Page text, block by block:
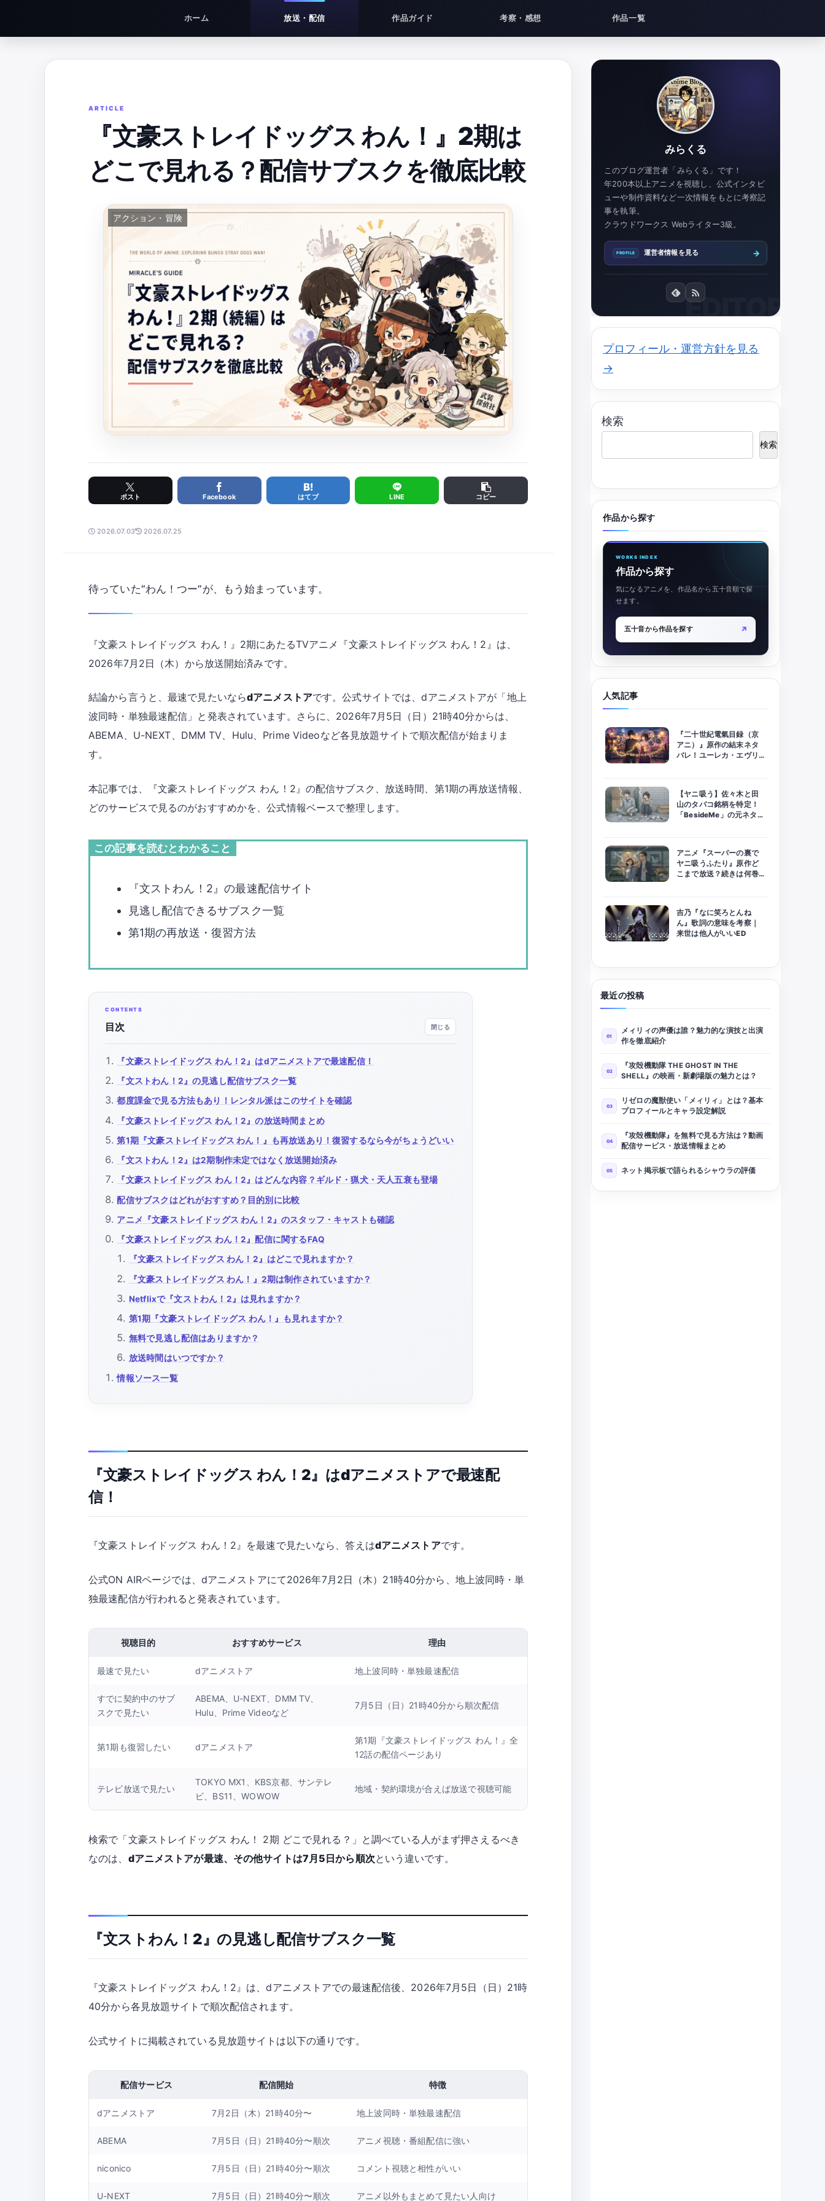
ホーム 放送・配信 作品ガイド 考察・感想 作品一覧
『文豪ストレイドッグス わん！』2期は
どこで見れる？配信サブスクを徹底比較
アクション・冒険
Facebook はてブ LINE コピー
2026.07.03 2026.07.25
待っていた“わん！つー”が、もう始まっています。
『文豪ストレイドッグス わん！』2期にあたるTVアニメ『文豪ストレイドッグス わん！2』は、
2026年7月2日（木）から放送開始済みです。
結論から言うと、最速で見たいならdアニメストアです。公式サイトでは、dアニメストアが「地上
波同時・単独最速配信」と発表されています。さらに、2026年7月5日（日）21時40分からは、
ABEMA、U-NEXT、DMM TV、Hulu、Prime Videoなど各見放題サイトで順次配信が始まりま
す。
本記事では、『文豪ストレイドッグス わん！2』の配信サブスク、放送時間、第1期の再放送情報、
どのサービスで見るのがおすすめかを、公式情報ベースで整理します。
この記事を読むとわかること
『文ストわん！2』の最速配信サイト
見逃し配信できるサブスク一覧
第1期の再放送・復習方法
目次
『文豪ストレイドッグス わん！2』はdアニメストアで最速配信！
『文ストわん！2』の見逃し配信サブスク一覧
都度課金で見る方法もあり！レンタル派はこのサイトを確認
『文豪ストレイドッグス わん！2』の放送時間まとめ
第1期『文豪ストレイドッグス わん！』も再放送あり！復習するなら今がちょうどいい
『文ストわん！2』は2期制作未定ではなく放送開始済み
『文豪ストレイドッグス わん！2』はどんな内容？ギルド・猟犬・天人五衰も登場
配信サブスクはどれがおすすめ？目的別に比較
アニメ『文豪ストレイドッグス わん！2』のスタッフ・キャストも確認
『文豪ストレイドッグス わん！2』配信に関するFAQ
『文豪ストレイドッグス わん！2』はどこで見れますか？
『文豪ストレイドッグス わん！』2期は制作されていますか？
Netflixで『文ストわん！2』は見れますか？
第1期『文豪ストレイドッグス わん！』も見れますか？
無料で見逃し配信はありますか？
放送時間はいつですか？
情報ソース一覧
『文豪ストレイドッグス わん！2』はdアニメストアで最速配
信！
『文豪ストレイドッグス わん！2』を最速で見たいなら、答えはdアニメストアです。
公式ON AIRページでは、dアニメストアにて2026年7月2日（木）21時40分から、地上波同時・単
独最速配信が行われると発表されています。
視聴目的 おすすめサービス 理由
最速で見たい dアニメストア 地上波同時・単独最速配信
すでに契約中のサブ
スクで見たい
ABEMA、U-NEXT、DMM TV、
Hulu、Prime Videoなど
7月5日（日）21時40分から順次配信
第1期も復習したい dアニメストア
第1期『文豪ストレイドッグス わん！』全
12話の配信ページあり
テレビ放送で見たい
TOKYO MX1、KBS京都、サンテレ
ビ、BS11、WOWOW
地域・契約環境が合えば放送で視聴可能
検索で「文豪ストレイドッグス わん！ 2期 どこで見れる？」と調べている人がまず押さえるべき
なのは、 dアニメストアが最速、その他サイトは7月5日から順次という違いです。
『文ストわん！2』の見逃し配信サブスク一覧
『文豪ストレイドッグス わん！2』は、dアニメストアでの最速配信後、2026年7月5日（日）21時
40分から各見放題サイトで順次配信されます。
公式サイトに掲載されている見放題サイトは以下の通りです。
配信サービス 配信開始 特徴
dアニメストア 7月2日（木）21時40分〜 地上波同時・単独最速配信
ABEMA 7月5日（日）21時40分〜順次 アニメ視聴・番組配信に強い
niconico 7月5日（日）21時40分〜順次 コメント視聴と相性がいい
U-NEXT 7月5日（日）21時40分〜順次 アニメ以外もまとめて見たい人向け
みらくる
このブログ運営者「みらくる」です！
年200本以上アニメを視聴し、公式インタビ
ューや制作資料など一次情報をもとに考察記
事を執筆。
クラウドワークス Webライター3級。
運営者情報を見る →
プロフィール・運営方針を見る
→
検索
検索
作品から探す
WORKS INDEX
作品から探す
気になるアニメを、作品名から五十音順で探
せます。
五十音から作品を探す ↗
人気記事
『二十世紀電氣目録（京
アニ）』原作の結末ネタ
バレ！ユーレカ・エヴリ
【ヤニ吸う】佐々木と田
山のタバコ銘柄を特定！
「BesideMe」の元ネタに
アニメ『スーパーの裏で
ヤニ吸うふたり』原作ど
こまで放送？続きは何巻
吉乃『なに笑ろとんね
ん』歌詞の意味を考察｜
来世は他人がいいED
最近の投稿
メィリィの声優は誰？魅力的な演技と出演
作を徹底紹介
『攻殻機動隊 THE GHOST IN THE
SHELL』の映画・新劇場版の魅力とは？
リゼロの魔獣使い「メィリィ」とは？基本
プロフィールとキャラ設定解説
『攻殻機動隊』を無料で見る方法は？動画
配信サービス・放送情報まとめ
ネット掲示板で語られるシャウラの評価